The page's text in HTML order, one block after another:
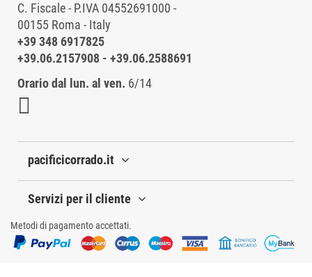
C. Fiscale - P.IVA 04552691000 -
00155 Roma - Italy
+39 348 6917825
+39.06.2157908 - +39.06.2588691
Orario dal lun. al ven. 6/14
pacificicorrado.it
Servizi per il cliente
Metodi di pagamento accettati.